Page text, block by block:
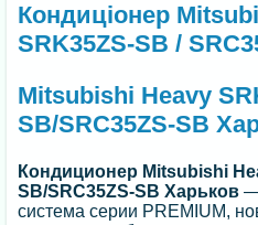
Кондиціонер
SRK35ZS-SB /
Mitsubishi Heavy
SB/SRC35ZS-SB
Кондиционер Mitsubishi
SB/SRC35ZS-SB Харьков —
система серии PREMIUM,